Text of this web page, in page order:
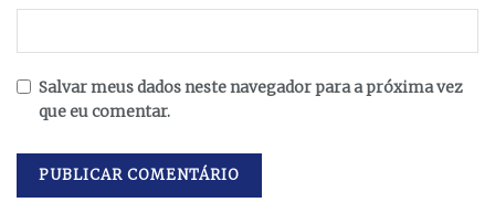
Salvar meus dados neste navegador para a próxima vez
que eu comentar.